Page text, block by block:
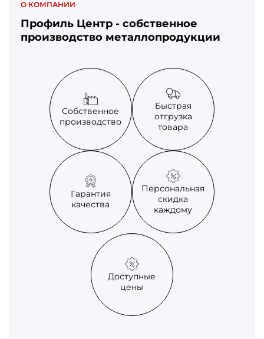
О КОМПАНИИ
Профиль Центр - собственное
производство металлопродукции
Собственное
производство
Быстрая
отгрузка
товара
Гарантия
качества
Персональная
скидка
каждому
Доступные
цены